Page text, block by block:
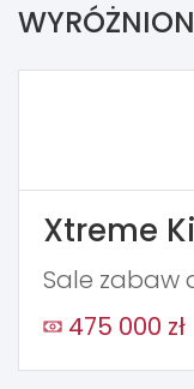
Xtreme
Sale zabaw
475 000 zł